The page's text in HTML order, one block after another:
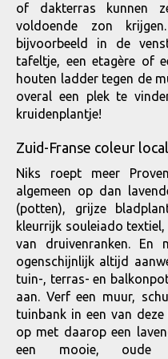
of dakterras kunnen
voldoende zon
bijvoorbeeld in de
tafeltje, een etagère of
houten ladder tegen de
overal een plek te
kruidenplantje!
Zuid-Franse coleur
Niks roept meer
algemeen op dan
(potten), grijze
kleurrijk souleiado
van druivenranken. En
ogenschijnlijk altijd
tuin-, terras- en
aan. Verf een muur,
tuinbank in een van
op met daarop een
een mooie,